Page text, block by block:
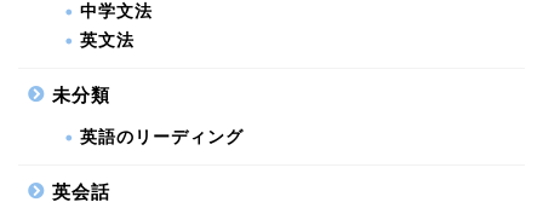
中学文法
英文法
未分類
英語のリーディング
英会話